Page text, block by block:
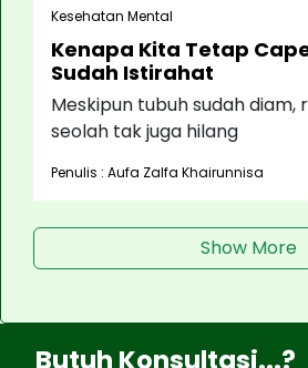
Kesehatan Mental
Kenapa Kita Tetap
Sudah Istirahat
Meskipun tubuh sudah diam,
seolah tak juga hilang
Penulis : Aufa Zalfa Khairunnisa
Show More
Butuh Konsultasi...?